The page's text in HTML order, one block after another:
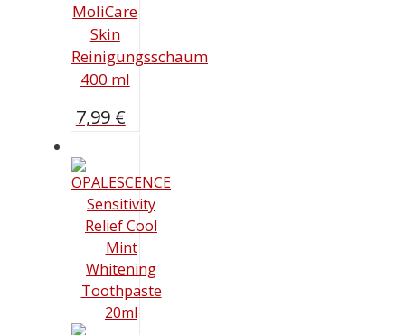
MoliCare
Skin
Reinigungsschaum
400 ml
7,99 €